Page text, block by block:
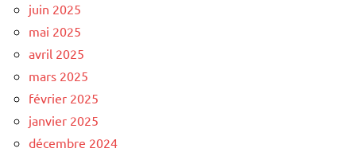
juin 2025
mai 2025
avril 2025
mars 2025
février 2025
janvier 2025
décembre 2024